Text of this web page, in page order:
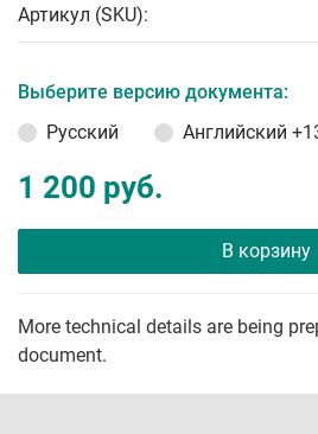
Артикул (SKU):
Выберите версию документа:
Русский
Английский
1 200 руб.
В корзину
More technical details are being
document.